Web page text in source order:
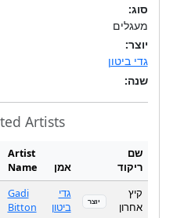
סוג:
מעגלים
יוצר:
גדי ביטון
שנה:
Artists
Artist
Name
אמן
שם
ריקוד
Gadi
Bitton
גדי
ביטון
יוצר
קיץ
אחרון